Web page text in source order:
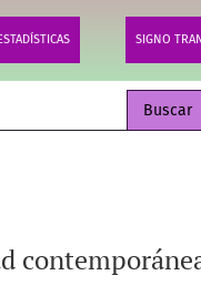
SIGNO
Buscar